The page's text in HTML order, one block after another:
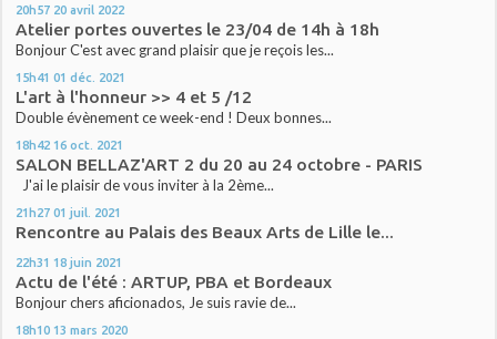
20h57 20 avril 2022
Atelier portes ouvertes le 23/04 de 14h à 18h
Bonjour C'est avec grand plaisir que je reçois les...
15h41 01 déc. 2021
L'art à l'honneur >> 4 et 5 /12
Double évènement ce week-end ! Deux bonnes...
18h42 16 oct. 2021
SALON BELLAZ'ART 2 du 20 au 24 octobre - PARIS
J'ai le plaisir de vous inviter à la 2ème...
21h27 01 juil. 2021
Rencontre au Palais des Beaux Arts de Lille le...
22h31 18 juin 2021
Actu de l'été : ARTUP, PBA et Bordeaux
Bonjour chers aficionados, Je suis ravie de...
18h10 13 mars 2020